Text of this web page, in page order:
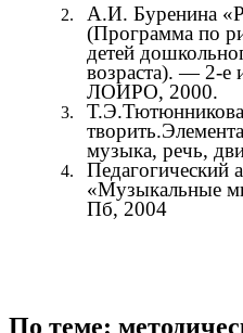
А.И. Буренина
(Программа по
детей
возраста). — 2-
ЛОИРО, 2000.
музыка, речь,
«Музыкальные
Пб, 2004
По теме: